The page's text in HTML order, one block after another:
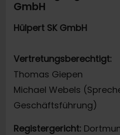
GmbH
Hülpert SK GmbH
Vertretungsberechtigt:
Thomas Giepen
Michael Webels
Geschäftsführung)
Registergericht: